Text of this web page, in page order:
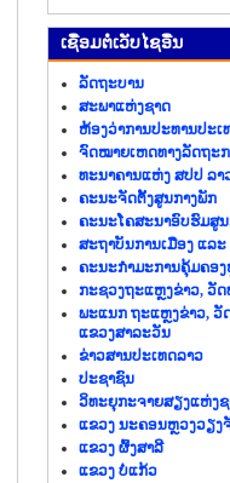
​ເຊື່ອມ​ຕໍ່​ເວັບ​ໄຊ​ອື່ນ
ລັດ​ຖະ​ບານ
ສະພາແຫ່ງຊາດ
ຫ້ອງວ່າການປະທານປະເ
ຈົດໝາຍເຫດທາງລັດຖະ
ທະນາຄານແຫ່ງ ສປປ ລາ
ຄະນະຈັດຕັ້ງສູນກາງພັກ
ຄະນະໂຄສະນາອົບຮົມສູນ
ສະຖາບັນການເມືອງ ແລ
ຄະນະ​ກຳມະການ​ຄຸ້ມ​ຄອ
ກະຊວງຖະແຫຼງຂ່າວ, ວັ
ພະແນກ ຖະແຫຼງຂ່າວ, ວັ
ແຂວງສາລະວັນ
ຂ່າວ​ສານ​ປະ​ເທດ​ລາວ
ປະ​ຊາ​ຊົນ
ວິທະຍຸກະຈາຍສຽງແຫ່ງຊ
ແຂວງ ນະ​ຄອນຫຼວງວຽງ​
ແຂວງ ຜົ້ງ​ສາ​ລີ
ແຂວງ ບໍ່​ແກ້ວ